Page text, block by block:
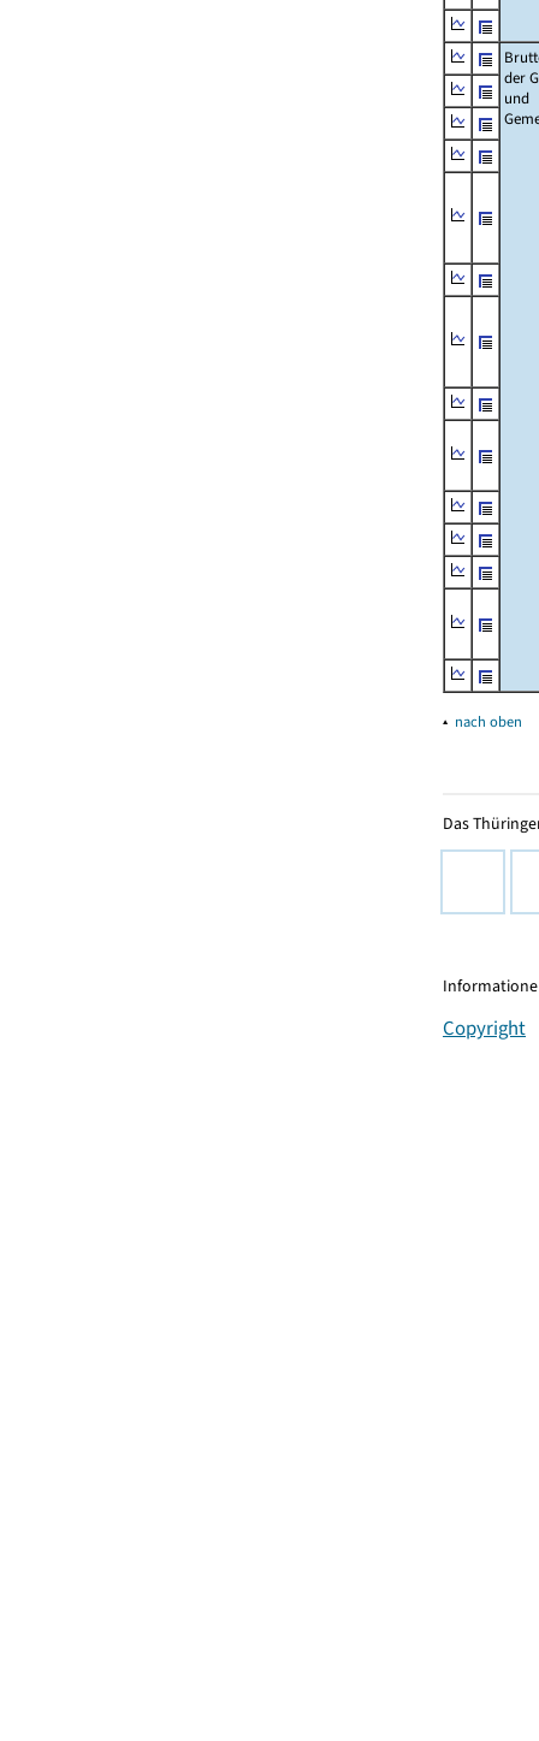
der
und
▴ nach oben
Das
Copyright